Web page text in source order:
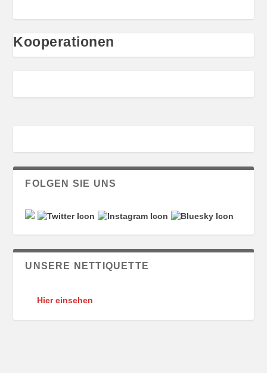
Kooperationen
FOLGEN SIE UNS
UNSERE NETTIQUETTE
Hier einsehen